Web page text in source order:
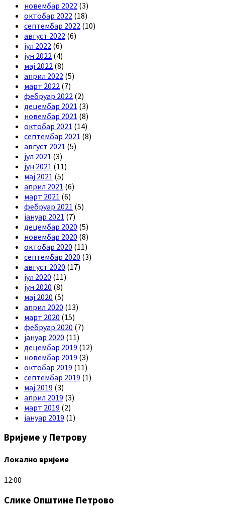
новембар 2022 (3)
октобар 2022 (18)
септембар 2022 (10)
август 2022 (6)
јул 2022 (6)
јун 2022 (4)
мај 2022 (8)
април 2022 (5)
март 2022 (7)
фебруар 2022 (2)
децембар 2021 (3)
новембар 2021 (8)
октобар 2021 (14)
септембар 2021 (8)
август 2021 (5)
јул 2021 (3)
јун 2021 (11)
мај 2021 (5)
април 2021 (6)
март 2021 (6)
фебруар 2021 (5)
јануар 2021 (7)
децембар 2020 (5)
новембар 2020 (8)
октобар 2020 (11)
септембар 2020 (3)
август 2020 (17)
јул 2020 (11)
јун 2020 (8)
мај 2020 (5)
април 2020 (13)
март 2020 (15)
фебруар 2020 (7)
јануар 2020 (11)
децембар 2019 (12)
новембар 2019 (3)
октобар 2019 (11)
септембар 2019 (1)
мај 2019 (3)
април 2019 (3)
март 2019 (2)
јануар 2019 (1)
Вријеме у Петрову
Локално вријеме
12:00
Слике Општине Петрово